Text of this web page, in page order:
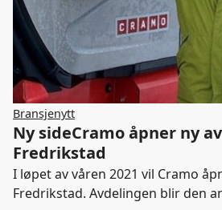
Bransjenytt
Ny sideCramo åpner ny
Fredrikstad
I løpet av våren 2021 vil Cramo
Fredrikstad. Avdelingen blir den